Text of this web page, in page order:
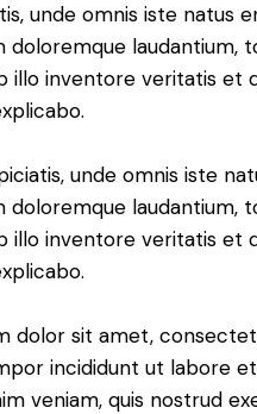
unde omnis iste natus
doloremque laudantium,
illo inventore veritatis et
unde omnis iste
doloremque laudantium,
illo inventore veritatis et
dolor sit amet,
incididunt ut labore
veniam, quis nostrud